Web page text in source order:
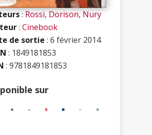
:Rossi,Dorison,Nury
: Cinebook
de sortie : 6 février 2014
: 1849181853
: 9781849181853
sur